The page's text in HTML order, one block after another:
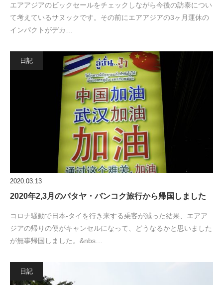
エアアジアのビックセールをチェックしながら今後の訪泰につい
て考えているサヌックです。その前にエアアジアの3ヶ月運休の
インパクトがデカ…
日記
2020.03.13
2020年2,3月のパタヤ・バンコク旅行から帰国しました
コロナ騒動で日本-タイを行き来する乗客が減った結果、エアア
ジアの帰りの便がキャンセルになって、どうなるかと思いました
が無事帰国しました。&nbs…
日記